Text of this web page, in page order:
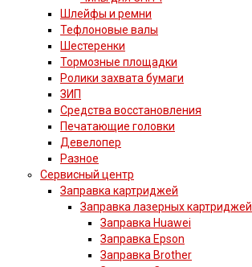
Шлейфы и ремни
Тефлоновые валы
Шестеренки
Тормозные площадки
Ролики захвата бумаги
ЗИП
Средства восстановления
Печатающие головки
Девелопер
Разное
Сервисный центр
Заправка картриджей
Заправка лазерных картриджей
Заправка Huawei
Заправка Epson
Заправка Brother